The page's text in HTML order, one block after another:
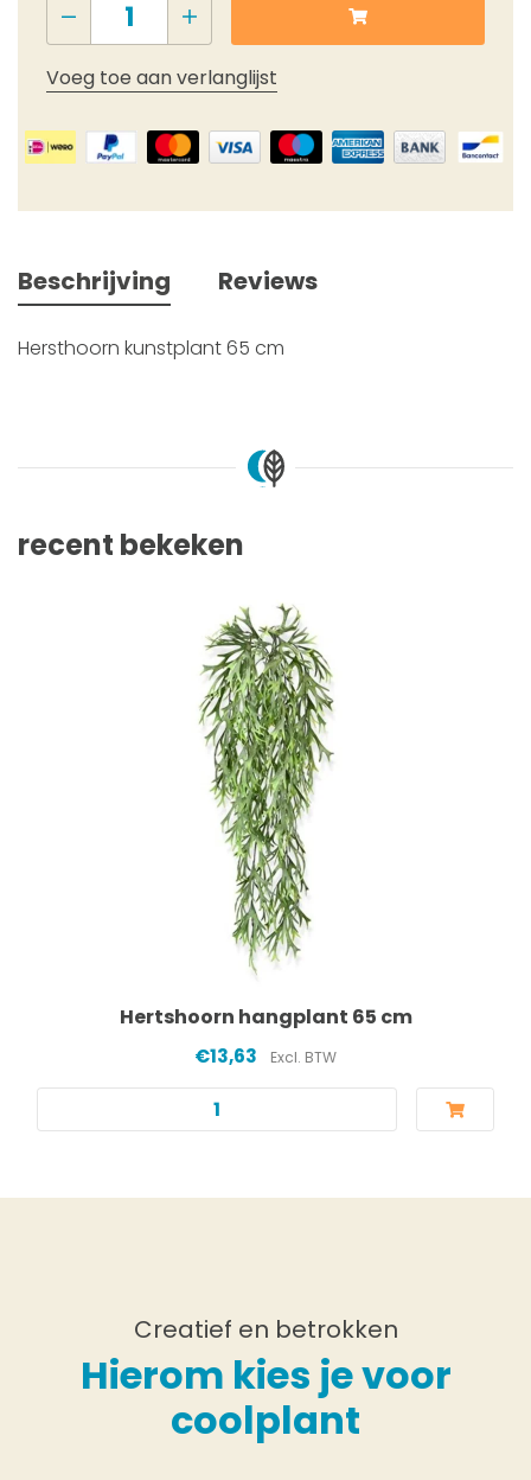
Voeg toe aan verlanglijst
Beschrijving Reviews
Hersthoorn kunstplant 65 cm
recent bekeken
Hertshoorn hangplant 65 cm
€13,63 Excl. BTW
Creatief en betrokken
Hierom kies je voor
coolplant